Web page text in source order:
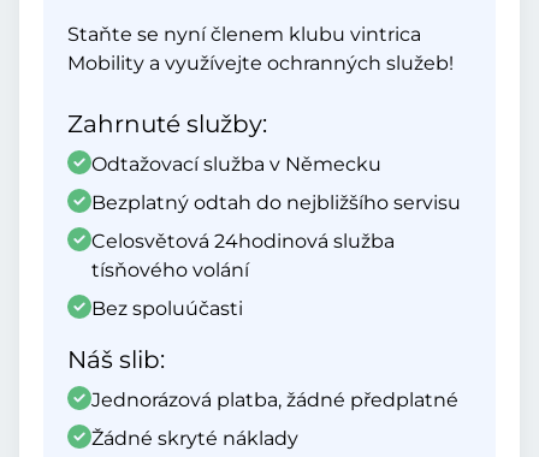
Staňte se nyní členem klubu vintrica
Mobility a využívejte ochranných služeb!
Zahrnuté služby:
Odtažovací služba v Německu
Bezplatný odtah do nejbližšího servisu
Celosvětová 24hodinová služba
tísňového volání
Bez spoluúčasti
Náš slib:
Jednorázová platba, žádné předplatné
Žádné skryté náklady